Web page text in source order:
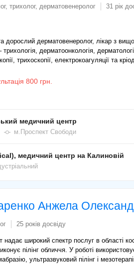
трихолог, дерматовенеролог 31 рік
дорослий дерматовенеролог, лікар з
трихологія, дерматоонкологія,
трихоскопії, електрокоагуляції та
800 грн.
медичний центр
м.Проспект Свободи
медичний центр на Калиновій
Анжела
25 років досвіду
надає широкий спектр послуг в області
пілінг обличчя. У роботі
ультразвуковий пілінг і